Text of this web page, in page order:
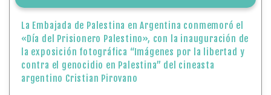
La Embajada de Palestina en Argentina conmemoró el
«Día del Prisionero Palestino», con la inauguración de
la exposición fotográfica “Imágenes por la libertad y
contra el genocidio en Palestina” del cineasta
argentino Cristian Pirovano